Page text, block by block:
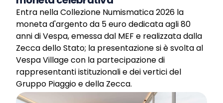
Entra nella Collezione Numismatica 2026 la
moneta d'argento da 5 euro dedicata agli 80
anni di Vespa, emessa dal MEF e realizzata dalla
Zecca dello Stato; la presentazione si è svolta al
Vespa Village con la partecipazione di
rappresentanti istituzionali e dei vertici del
Gruppo Piaggio e della Zecca.